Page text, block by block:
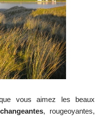
vous aimez les beaux
, rougeoyantes,